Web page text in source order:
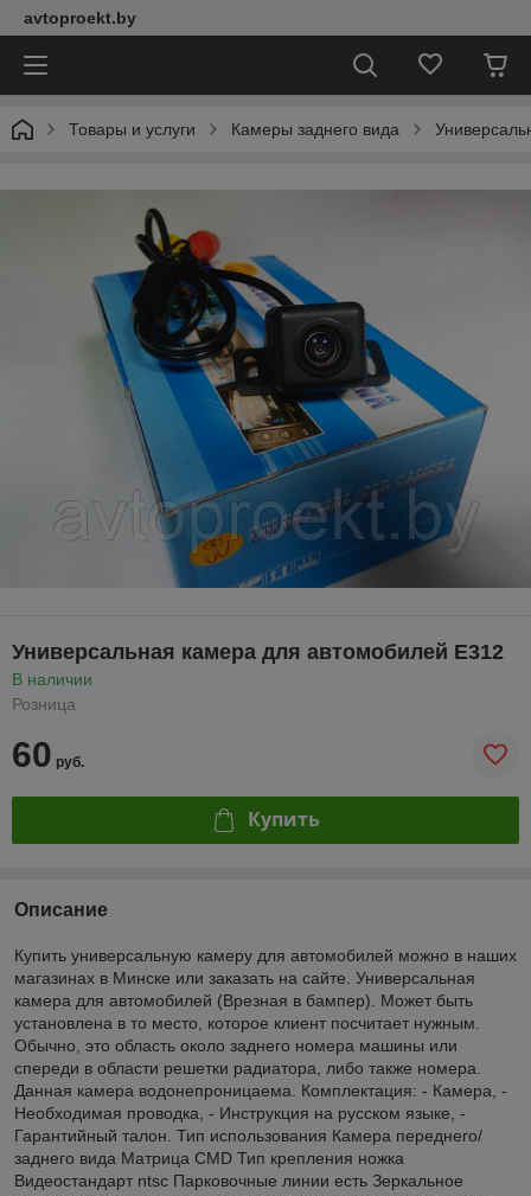
avtoproekt.by
Товары и услуги Камеры заднего вида
Универсальная камера для автомобилей E312
В наличии
Розница
60 руб.
Купить
Описание
Купить универсальную камеру для автомобилей можно в наших
магазинах в Минске или заказать на сайте. Универсальная
камера для автомобилей (Врезная в бампер). Может быть
установлена в то место, которое клиент посчитает нужным.
Обычно, это область около заднего номера машины или
спереди в области решетки радиатора, либо также номера.
Данная камера водонепроницаема. Комплектация: - Камера, -
Необходимая проводка, - Инструкция на русском языке, -
Гарантийный талон. Тип использования Камера переднего/
заднего вида Матрица CMD Тип крепления ножка
Видеостандарт ntsc Парковочные линии есть Зеркальное